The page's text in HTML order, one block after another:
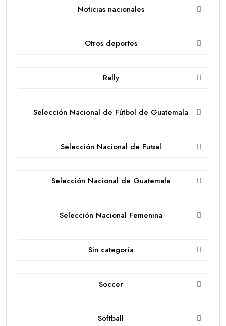
Noticias nacionales
Otros deportes
Rally
Selección Nacional de Fútbol de Guatemala
Selección Nacional de Futsal
Selección Nacional de Guatemala
Selección Nacional Femenina
Sin categoría
Soccer
Softball